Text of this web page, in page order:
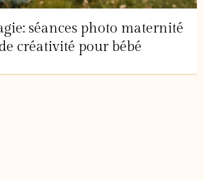
séances photo maternité
créativité pour bébé